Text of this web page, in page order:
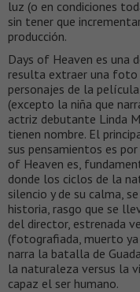
luz (o en condiciones
sin tener que
producción.
Days of Heaven es una
resulta extraer una foto
personajes de la
(excepto la niña que
actriz debutante Linda
tienen nombre. El
sus pensamientos es
of Heaven es,
donde los ciclos de la
silencio y de su calma,
historia, rasgo que se
del director, estrenada
(fotografiada, muerto ya
narra la batalla de
la naturaleza versus la
capaz el ser humano.